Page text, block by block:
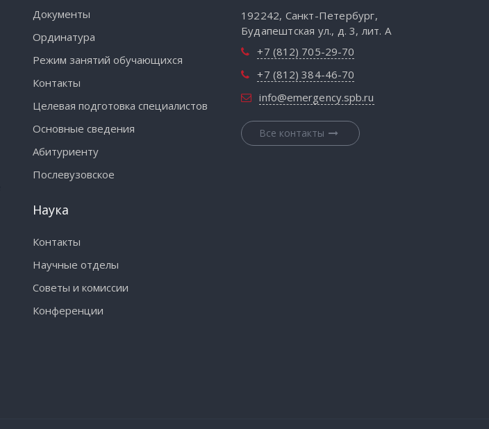
Документы
Ординатура
Режим занятий обучающихся
Контакты
Целевая подготовка специалистов
Основные сведения
Абитуриенту
Послевузовское
Наука
Контакты
Научные отделы
Советы и комиссии
Конференции
192242, Санкт-Петербург,
Будапештская ул., д. 3, лит. А
+7 (812) 705-29-70
+7 (812) 384-46-70
info@emergency.spb.ru
Все контакты